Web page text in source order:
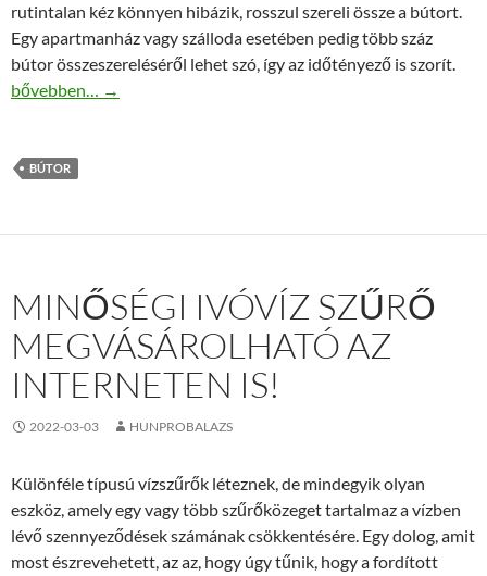
rutintalan kéz könnyen hibázik, rosszul szereli össze a bútort.
Egy apartmanház vagy szálloda esetében pedig több száz
bútor összeszereléséről lehet szó, így az időtényező is szorít.
Professzionális bútorszerelőt keres? Segítünk!
bővebben… →
BÚTOR
MINŐSÉGI IVÓVÍZ SZŰRŐ
MEGVÁSÁROLHATÓ AZ
INTERNETEN IS!
2022-03-03 HUNPROBALAZS
Különféle típusú vízszűrők léteznek, de mindegyik olyan
eszköz, amely egy vagy több szűrőközeget tartalmaz a vízben
lévő szennyeződések számának csökkentésére. Egy dolog, amit
most észrevehetett, az az, hogy úgy tűnik, hogy a fordított